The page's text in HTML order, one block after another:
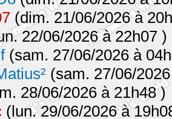
(dim. 21/06/2026 à
22/06/2026 à 22h07 )
(sam. 27/06/2026 à
(sam. 27/06/
28/06/2026 à 21h48 )
(lun. 29/06/2026 à